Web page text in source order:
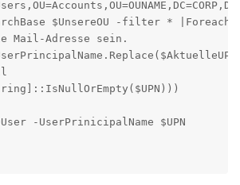
$UnsereOU -filter *
Mail-Adresse sein.
-UserPrinicipalName $UPN